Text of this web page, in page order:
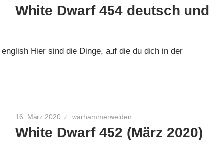
White Dwarf 454 deutsch und
Hier sind die Dinge, auf die du dich in der
16. März 2020 warhammerweiden
White Dwarf 452 (März 2020)